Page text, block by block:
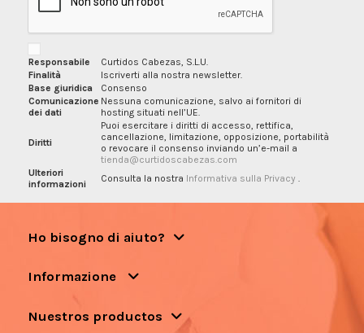
Responsabile
Curtidos Cabezas, S.L.U.
Finalità
Iscriverti alla nostra newsletter.
Base giuridica
Consenso
Comunicazione
dei dati
Nessuna comunicazione, salvo ai fornitori di
hosting situati nell’UE.
Diritti
Puoi esercitare i diritti di accesso, rettifica,
cancellazione, limitazione, opposizione, portabilità
o revocare il consenso inviando un’e-mail a
tienda@curtidoscabezas.com
Ulteriori
informazioni
Consulta la nostra Informativa sulla Privacy
Ho bisogno di aiuto?
Informazione
Nuestros productos